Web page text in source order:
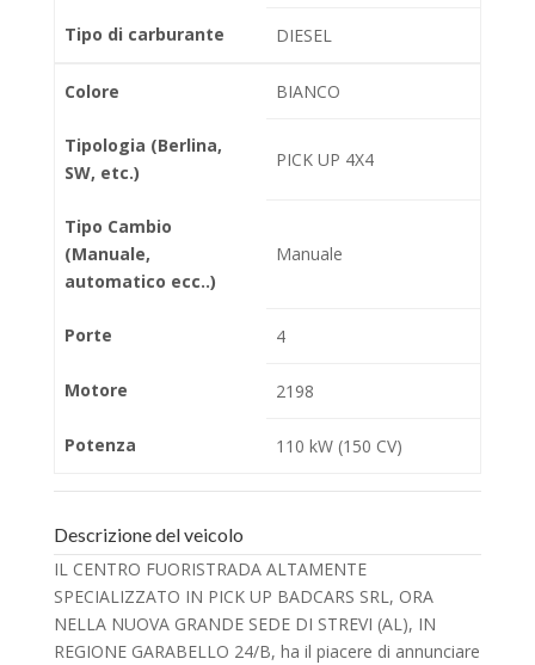
Tipo di carburante DIESEL
Colore BIANCO
Tipologia (Berlina,
SW, etc.)
PICK UP 4X4
Tipo Cambio
(Manuale,
automatico ecc..)
Manuale
Porte 4
Motore 2198
Potenza 110 kW (150 CV)
Descrizione del veicolo
IL CENTRO FUORISTRADA ALTAMENTE
SPECIALIZZATO IN PICK UP BADCARS SRL, ORA
NELLA NUOVA GRANDE SEDE DI STREVI (AL), IN
REGIONE GARABELLO 24/B, ha il piacere di annunciare